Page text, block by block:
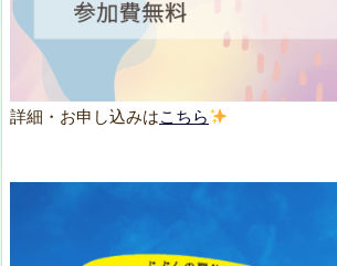
詳細・お申し込みはこちら